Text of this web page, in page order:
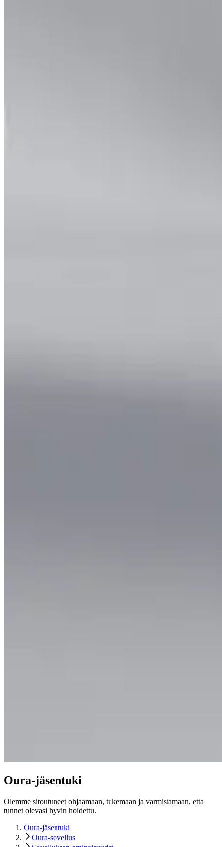
Oura-jäsentuki
Olemme sitoutuneet ohjaamaan, tukemaan ja varmistamaan, etta
tunnet olevasi hyvin hoidettu.
Oura-jäsentuki
Oura-sovellus